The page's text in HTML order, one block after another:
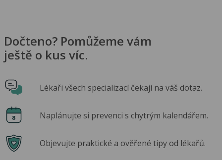
Dočteno? Pomůžeme vám
ještě o kus víc.
Lékaři všech specializací čekají na váš dotaz.
Naplánujte si prevenci s chytrým kalendářem.
Objevujte praktické a ověřené tipy od lékařů.